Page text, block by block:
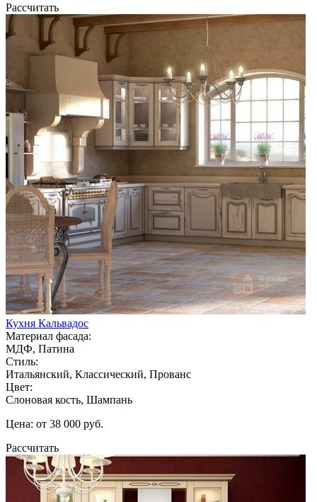
Рассчитать
Кухня Кальвадос
Материал фасада:
МДФ, Патина
Стиль:
Итальянский, Классический, Прованс
Цвет:
Слоновая кость, Шампань
Цена: от 38 000 руб.
Рассчитать